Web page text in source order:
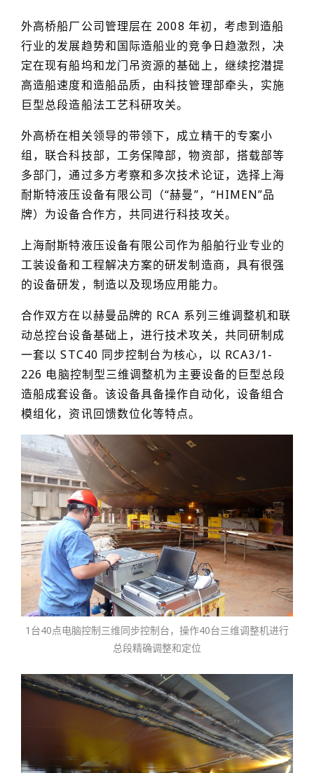
外高桥船厂公司管理层在 2008 年初，考虑到造船
行业的发展趋势和国际造船业的竞争日趋激烈，决
定在现有船坞和龙门吊资源的基础上，继续挖潜提
高造船速度和造船品质，由科技管理部牵头，实施
巨型总段造船法工艺科研攻关。
外高桥在相关领导的带领下，成立精干的专案小
组，联合科技部，工务保障部，物资部，搭载部等
多部门，通过多方考察和多次技术论证，选择上海
耐斯特液压设备有限公司（“赫曼”，“HIMEN”品
牌）为设备合作方，共同进行科技攻关。
上海耐斯特液压设备有限公司作为船舶行业专业的
工装设备和工程解决方案的研发制造商，具有很强
的设备研发，制造以及现场应用能力。
合作双方在以赫曼品牌的 RCA 系列三维调整机和联
动总控台设备基础上，进行技术攻关，共同研制成
一套以 STC40 同步控制台为核心，以 RCA3/1-
226 电脑控制型三维调整机为主要设备的巨型总段
造船成套设备。该设备具备操作自动化，设备组合
模组化，资讯回馈数位化等特点。
1台40点电脑控制三维同步控制台，操作40台三维调整机进行
总段精确调整和定位